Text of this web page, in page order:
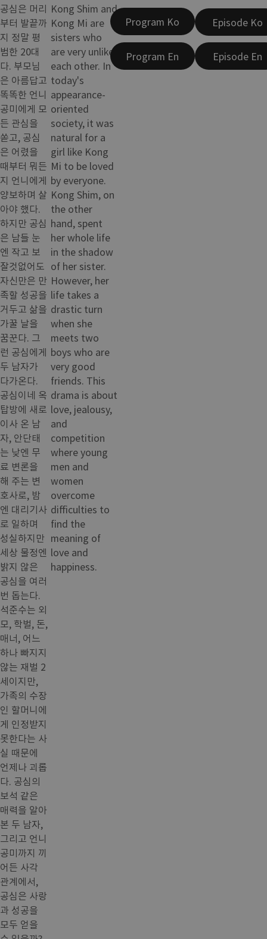
공심은 머리
부터 발끝까
지 정말 평
범한 20대
다. 부모님
은 아름답고
똑똑한 언니
공미에게 모
든 관심을
쏟고, 공심
은 어렸을
때부터 뭐든
지 언니에게
양보하며 살
아야 했다.
하지만 공심
은 남들 눈
엔 작고 보
잘것없어도
자신만은 만
족할 성공을
거두고 삶을
가꿀 날을
꿈꾼다. 그
런 공심에게
두 남자가
다가온다.
공심이네 옥
탑방에 새로
이사 온 남
자, 안단태
는 낮엔 무
료 변론을
해 주는 변
호사로, 밤
엔 대리기사
로 일하며
성실하지만
세상 물정엔
밝지 않은
공심을 여러
번 돕는다.
석준수는 외
모, 학벌, 돈,
매너, 어느
하나 빠지지
않는 재벌 2
세이지만,
가족의 수장
인 할머니에
게 인정받지
못한다는 사
실 때문에
언제나 괴롭
다. 공심의
보석 같은
매력을 알아
본 두 남자,
그리고 언니
공미까지 끼
어든 사각
관계에서,
공심은 사랑
과 성공을
모두 얻을
Kong Shim and
Kong Mi are
sisters who
are very unlike
each other. In
today's
appearance-
oriented
society, it was
natural for a
girl like Kong
Mi to be loved
by everyone.
Kong Shim, on
the other
hand, spent
her whole life
in the shadow
of her sister.
However, her
life takes a
drastic turn
when she
meets two
boys who are
very good
friends. This
drama is about
love, jealousy,
and
competition
where young
men and
women
overcome
difficulties to
find the
meaning of
love and
happiness.
Program Ko
Program En
Episode Ko
Episode En